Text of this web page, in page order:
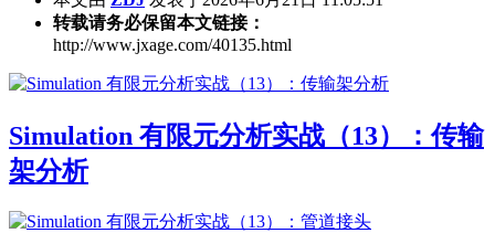
转载请务必保留本文链接：
http://www.jxage.com/40135.html
Simulation 有限元分析实战（13）：传输
架分析